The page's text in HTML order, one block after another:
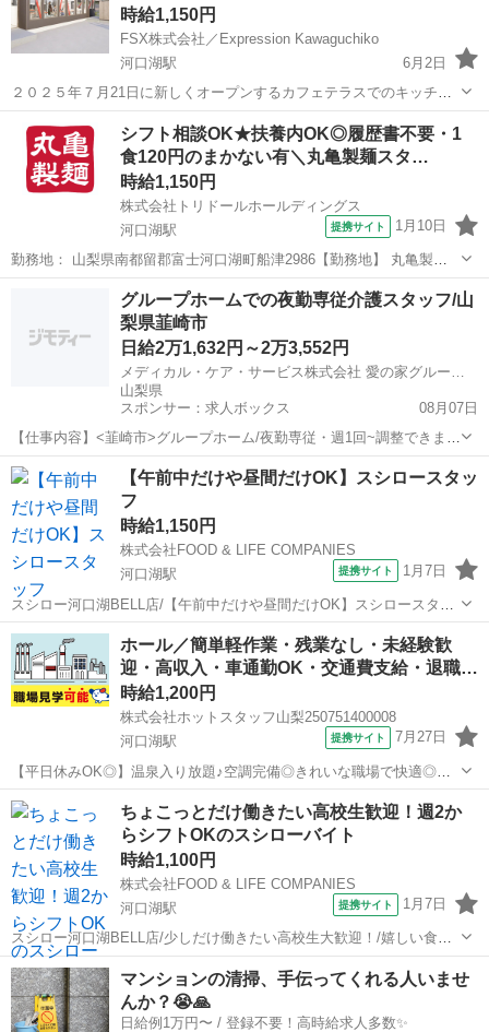
時給1,150円
FSX株式会社／Expression Kawaguchiko
河口湖駅
6月2日
２０２５年７月21日に新しくオープンするカフェテラスでのキッチン
補助業務をお願いします。 ★7月1日から就業可能★ ■食材の仕込み ■
パンの成型・焼成・簡単な調理・盛り付け ■食器洗い・清掃 など ※
パンは生地...
山梨 南都留郡 河口湖駅 カフェ スタッフ
シフト相談OK★扶養内OK◎履歴書不要・1
食120円のまかない有＼丸亀製麺スタ…
時給1,150円
株式会社トリドールホールディングス
河口湖駅
提携サイト 1月10日
勤務地： 山梨県南都留郡富士河口湖町船津2986【勤務地】 丸亀製麺
河口湖ベル店 山梨県南都留郡富士河口湖町船津2986 【交通】 「河口
湖」駅徒歩20分 Ｒ139沿い 河口湖駅 徒歩20分 週勤務日時： 週1日~
週5日...
河口湖駅 レストラン
グループホームでの夜勤専従介護スタッフ/山
梨県韮崎市
日給2万1,632円～2万3,552円
メディカル・ケア・サービス株式会社 愛の家グループホームにらさき
山梨県
スポンサー：求人ボックス
08月07日
【仕事内容】<韮崎市>グループホーム/夜勤専従・週1回~調整できま
す/経験不問/福利厚生も充実! 仕事内容 グループホームの夜勤専従・介
護職のお仕事です! (1ユニット:9名) <業務内容> ・夜間の見守り ・食
事、排泄等の介助...
アルバイト・パート
【午前中だけや昼間だけOK】スシロースタッ
フ
時給1,150円
株式会社FOOD & LIFE COMPANIES
河口湖駅
提携サイト 1月7日
スシロー河口湖BELL店/【午前中だけや昼間だけOK】スシロースタッ
フ/週2日3時間～OK/給与前払い制度あり 【朝から昼までや昼間だけな
ど働きたい時間だけでOK】 あなたも1度は食べたことがある回転すし
のスシロー 週2日3...
山梨 南都留郡 河口湖駅 キッチン
ホール／簡単軽作業・残業なし・未経験歓
迎・高収入・車通勤OK・交通費支給・退職…
時給1,200円
株式会社ホットスタッフ山梨250751400008
河口湖駅
提携サイト 7月27日
【平日休みOK◎】温泉入り放題♪空調完備◎きれいな職場で快適◎時
給1,200円◎サービススタッフ募集！ 《 サービススタッフ 》 レス
トラン内でのお客様へのサービスや バックヤードでのサポート業務を
山梨 河口湖駅 飲食
ちょこっとだけ働きたい高校生歓迎！週2か
らシフトOKのスシローバイト
時給1,100円
株式会社FOOD & LIFE COMPANIES
河口湖駅
提携サイト 1月7日
スシロー河口湖BELL店/少しだけ働きたい高校生大歓迎！/嬉しい食事
補助（30％OFF）/給与前払い制度あり 1日3時間からOK！ ※高校生は
法律に則って夜9時59分までです。 ●仕事内容がシンプル♪ →調理業務
は、しゃり...
山梨 南都留郡 レストラン
マンションの清掃、手伝ってくれる人いませ
んか？😭🙏
日給例1万円〜 / 登録不要！高時給求人多数✨